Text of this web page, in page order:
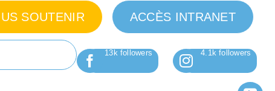
SOUTENIR ACCÈS INTRANET